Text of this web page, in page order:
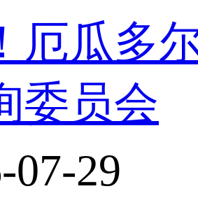
厄瓜多
委员会
07-29